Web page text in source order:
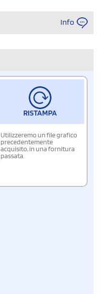
Info
RISTAMPA
Utilizzeremo un file grafico
precedentemente
acquisito, in una fornitura
passata.